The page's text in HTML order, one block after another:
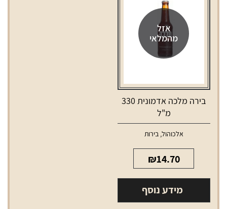
אזל
מהמלאי
בירה מלכה אדמונית 330
מ"ל
אלכוהול,בירות
₪14.70
מידע נוסף